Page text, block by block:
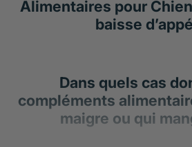
Alimentaires pour
baisse
Dans quels cas
compléments
maigre ou qui